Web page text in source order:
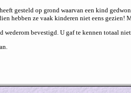
gesteld op grond waarvan een kind
hebben ze vaak kinderen niet eens gezien!
bevestigd. U gaf te kennen totaal